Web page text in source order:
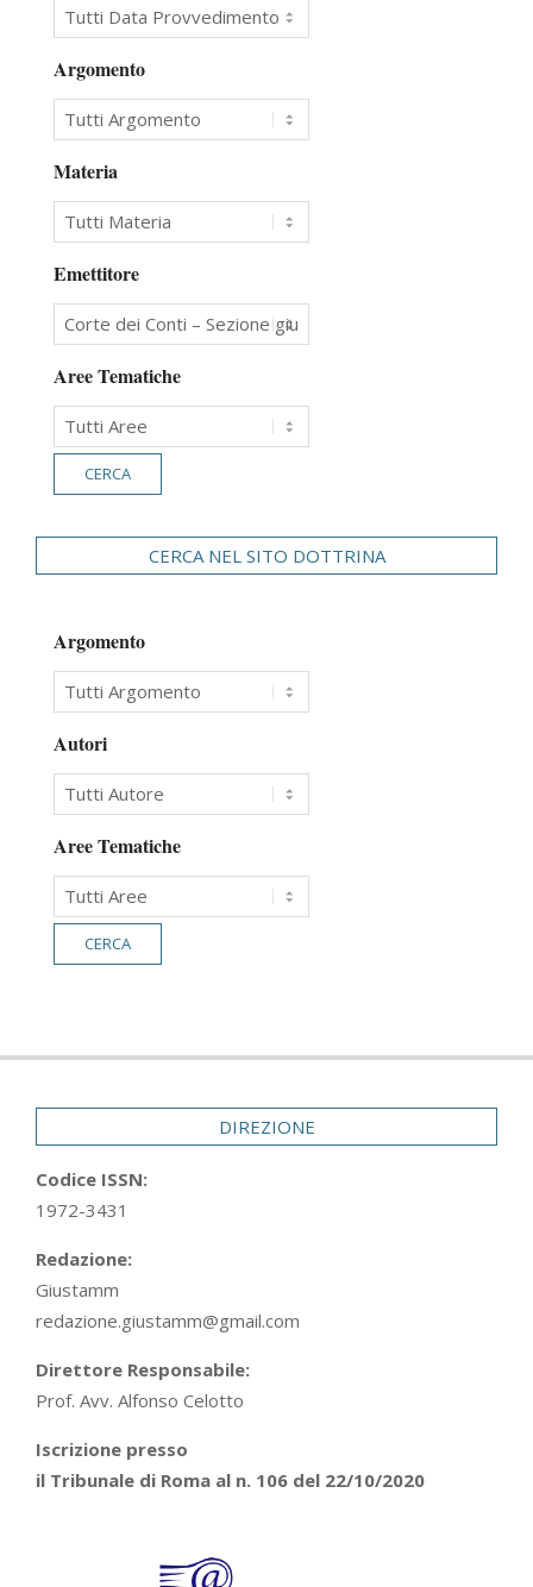
Argomento
Materia
Emettitore
Aree Tematiche
CERCA NEL SITO DOTTRINA
Argomento
Autori
Aree Tematiche
DIREZIONE
Codice ISSN:
1972-3431
Redazione:
Giustamm
redazione.giustamm@gmail.com
Direttore Responsabile:
Prof. Avv. Alfonso Celotto
Iscrizione presso
il Tribunale di Roma al n. 106 del 22/10/2020